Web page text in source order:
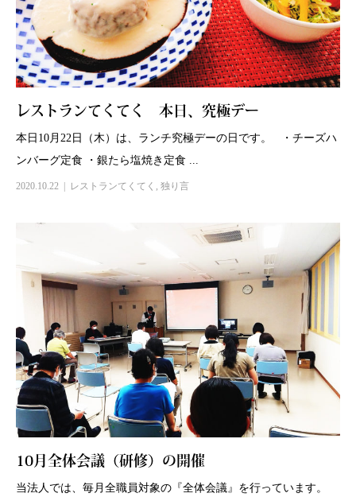
レストランてくてく 本日、究極デー
本日10月22日（木）は、ランチ究極デーの日です。 ・チーズハ
ンバーグ定食 ・銀たら塩焼き定食 ...
2020.10.22 レストランてくてく , 独り言
10月全体会議（研修）の開催
当法人では、毎月全職員対象の『全体会議』を行っています。